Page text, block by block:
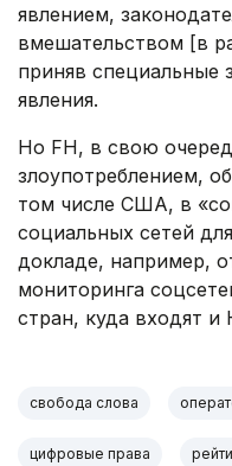
явлением,
вмешательством [в
приняв специальные
явления.
Но FH, в свою
злоупотреблением,
том числе США, в
социальных сетей
докладе, например,
мониторинга
стран, куда входят
свобода слова
цифровые права